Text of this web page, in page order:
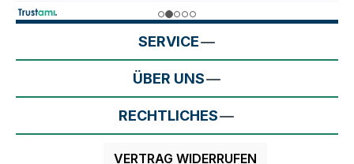
SERVICE
ÜBER UNS
RECHTLICHES
VERTRAG WIDERRUFEN